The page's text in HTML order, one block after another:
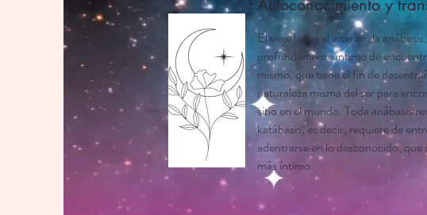
Autoconocimiento y
El viaje hacia el interior, la
profundamente íntimo de
mismo, que tiene el fin de
naturaleza misma del ser para
sitio en el mundo. Toda anábasis
katábasis, es decir, requiere de
adentrarse en lo desconocido, que
más íntimo.